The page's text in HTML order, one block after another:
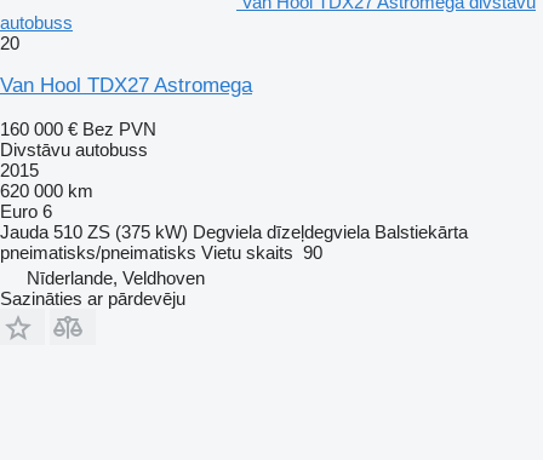
autobuss
20
Van Hool TDX27 Astromega
160 000 € Bez PVN
Divstāvu autobuss
2015
620 000 km
Euro 6
Jauda 510 ZS (375 kW) Degviela dīzeļdegviela Balstiekārta
pneimatisks/pneimatisks Vietu skaits 90
Nīderlande, Veldhoven
Sazināties ar pārdevēju